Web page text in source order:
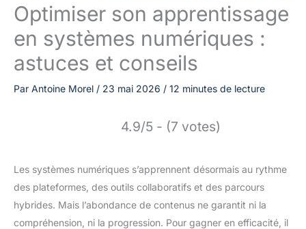
Optimiser son apprentissage
en systèmes numériques :
astuces et conseils
Par Antoine Morel / 23 mai 2026 / 12 minutes de lecture
4.9/5 - (7 votes)
Les systèmes numériques s’apprennent désormais au rythme
des plateformes, des outils collaboratifs et des parcours
hybrides. Mais l’abondance de contenus ne garantit ni la
compréhension, ni la progression. Pour gagner en efficacité, il